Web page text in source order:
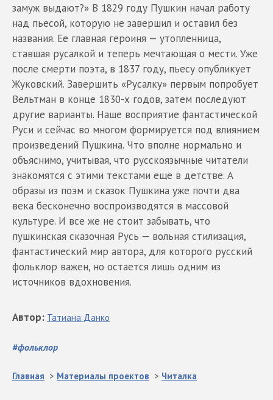
замуж выдают?» В 1829 году Пушкин начал работу
над пьесой, которую не завершил и оставил без
названия. Ее главная героиня — утопленница,
ставшая русалкой и теперь мечтающая о мести. Уже
после смерти поэта, в 1837 году, пьесу опубликует
Жуковский. Завершить «Русалку» первым попробует
Вельтман в конце 1830-х годов, затем последуют
другие варианты. Наше восприятие фантастической
Руси и сейчас во многом формируется под влиянием
произведений Пушкина. Что вполне нормально и
объяснимо, учитывая, что русскоязычные читатели
знакомятся с этими текстами еще в детстве. А
образы из поэм и сказок Пушкина уже почти два
века бесконечно воспроизводятся в массовой
культуре. И все же не стоит забывать, что
пушкинская сказочная Русь — вольная стилизация,
фантастический мир автора, для которого русский
фольклор важен, но остается лишь одним из
источников вдохновения.
#фольклор
Автор: Татиана Данко
Главная > Материалы проектов > Читалка